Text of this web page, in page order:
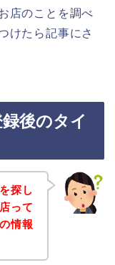
店のことを調べ
けたら記事にさ
後のタイ
探し
って
情報